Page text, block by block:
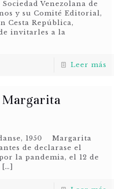
Venezolana de
y su Comité Editorial,
Cesta República,
invitarles a la
Leer más
1950 Margarita
de declarase el
la pandemia, el 12 de
[…]